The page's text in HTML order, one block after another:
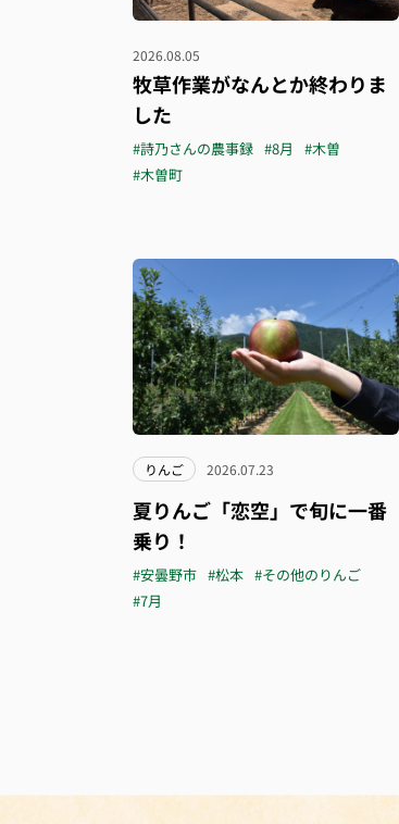
2026.08.05
牧草作業がなんとか終わりま
した
#詩乃さんの農事録 #8月
#木曽
#木曽町
りんご 2026.07.23
夏りんご「恋空」で旬に一番
乗り！
#安曇野市 #松本 #その他のりんご
#7月